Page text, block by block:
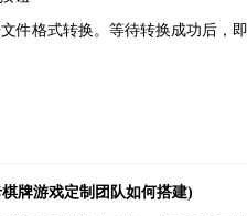
格式转换。等待转换成功后，
游戏定制团队如何搭建)